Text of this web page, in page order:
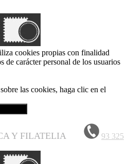
cookies propias con finalidad
de carácter personal de los usuarios
las cookies, haga clic en el
Y FILATELIA
93 325